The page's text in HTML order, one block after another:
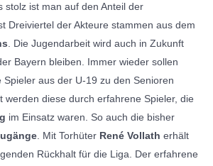
stolz ist man auf den Anteil der
Dreiviertel der Akteure stammen aus dem
. Die Jugendarbeit wird auch in Zukunft
Bayern bleiben. Immer wieder sollen
Spieler aus der U-19 zu den Senioren
werden diese durch erfahrene Spieler, die
im Einsatz waren. So auch die bisher
. Mit Torhüter René Vollath erhält
Rückhalt für die Liga. Der erfahrene